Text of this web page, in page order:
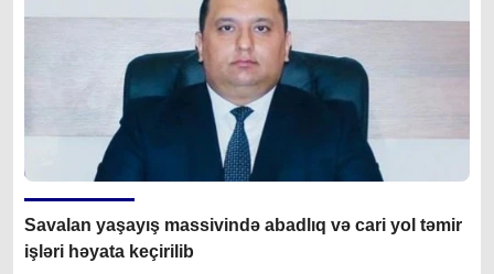
Savalan yaşayış massivində abadlıq və cari yol təmir
işləri həyata keçirilib